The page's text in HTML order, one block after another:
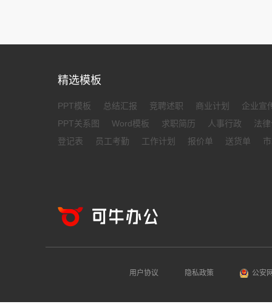
精选模板
PPT模板 总结汇报 竞聘述职 商业计划
企业宣
PPT关系图
Word模板 求职简历 人事行政
法
登记表
员工考勤 工作计划 报价单 送货单
用户协议 隐私政策 公安